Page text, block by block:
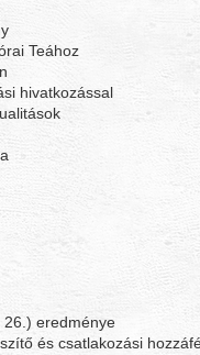
Teához
hivatkozással
26.) eredménye
és csatlakozási